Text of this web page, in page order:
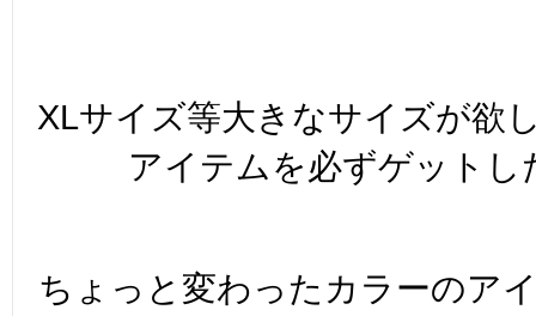
XLサイズ等大きなサイズが欲
アイテムを必ずゲットし
ちょっと変わったカラーのア